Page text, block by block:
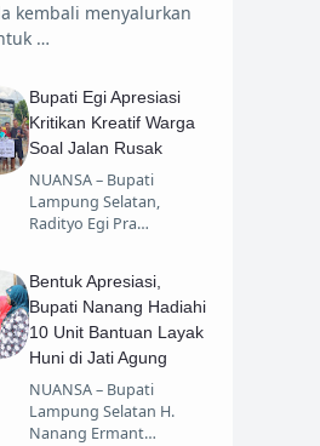
kembali menyalurkan
…
Bupati Egi Apresiasi
Kritikan Kreatif Warga
Soal Jalan Rusak
NUANSA – Bupati
Lampung Selatan,
Radityo Egi Pra…
Bentuk Apresiasi,
Bupati Nanang Hadiahi
10 Unit Bantuan Layak
Huni di Jati Agung
NUANSA – Bupati
Lampung Selatan H.
Nanang Ermant…